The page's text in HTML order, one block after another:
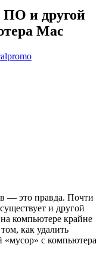
ПО и другой
Mac
— это правда. Почти
и другой
компьютере крайне
как удалить
с компьютера